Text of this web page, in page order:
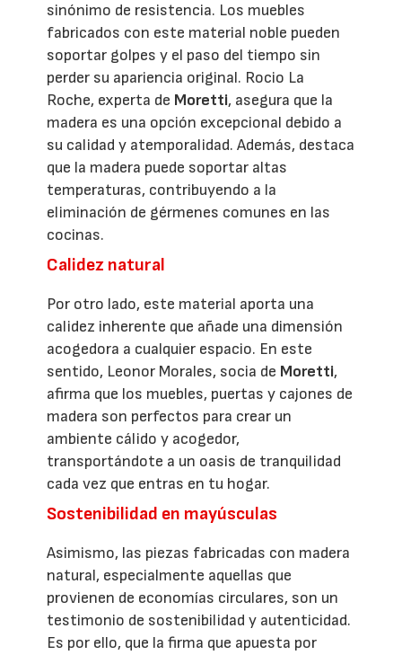
sinónimo de resistencia. Los muebles
fabricados con este material noble pueden
soportar golpes y el paso del tiempo sin
perder su apariencia original. Rocio La
Roche, experta de Moretti, asegura que la
madera es una opción excepcional debido a
su calidad y atemporalidad. Además, destaca
que la madera puede soportar altas
temperaturas, contribuyendo a la
eliminación de gérmenes comunes en las
cocinas.
Calidez natural
Por otro lado, este material aporta una
calidez inherente que añade una dimensión
acogedora a cualquier espacio. En este
sentido, Leonor Morales, socia de Moretti,
afirma que los muebles, puertas y cajones de
madera son perfectos para crear un
ambiente cálido y acogedor,
transportándote a un oasis de tranquilidad
cada vez que entras en tu hogar.
Sostenibilidad en mayúsculas
Asimismo, las piezas fabricadas con madera
natural, especialmente aquellas que
provienen de economías circulares, son un
testimonio de sostenibilidad y autenticidad.
Es por ello, que la firma que apuesta por